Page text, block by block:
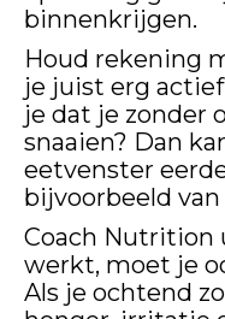
binnenkrijgen.
Houd rekening
je juist erg
je dat je zonder
snaaien? Dan
eetvenster
bijvoorbeeld van
Coach Nutrition
werkt, moet je
Als je ochtend